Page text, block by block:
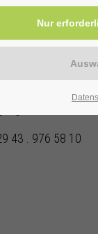
43 . 976 58 10